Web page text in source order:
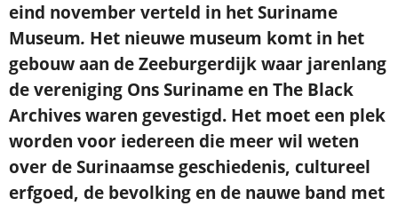
eind november verteld in het Suriname
Museum. Het nieuwe museum komt in het
gebouw aan de Zeeburgerdijk waar jarenlang
de vereniging Ons Suriname en The Black
Archives waren gevestigd. Het moet een plek
worden voor iedereen die meer wil weten
over de Surinaamse geschiedenis, cultureel
erfgoed, de bevolking en de nauwe band met